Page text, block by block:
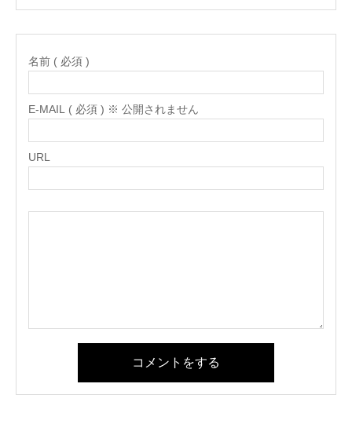
名前 ( 必須 )
E-MAIL ( 必須 ) ※ 公開されません
URL
コメントをする